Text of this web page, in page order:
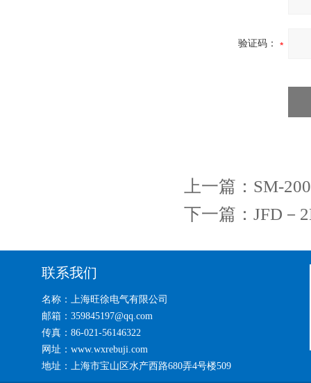
验证码：
上一篇： SM-
下一篇： JFD－
联系我们
名称：上海旺徐电气有限公司
邮箱：359845197@qq.com
传真：86-021-56146322
网址：www.wxrebuji.com
地址：上海市宝山区水产西路680弄4号楼509